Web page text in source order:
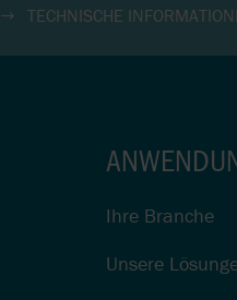
TECHNISCHE
Ihre Branche
Unsere